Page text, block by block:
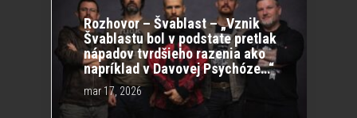
Rozhovor – Švablast – „Vznik
Švablastu bol v podstate pretlak
nápadov tvrdšieho razenia ako
napríklad v Davovej Psychóze…“
mar 17, 2026